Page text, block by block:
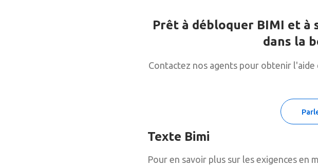
Prêt à débloquer BIMI et à
dans la
Contactez nos agents pour obtenir
Texte Bimi
Pour en savoir plus sur les exigences en